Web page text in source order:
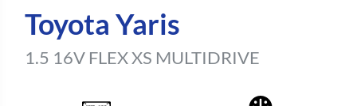
Toyota Yaris
1.5 16V FLEX XS MULTIDRIVE